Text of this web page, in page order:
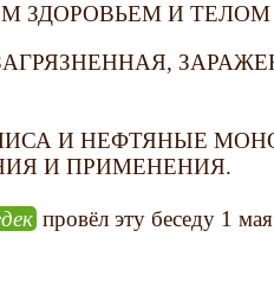
ЗДОРОВЬЕМ И ТЕЛОМ
И НЕФТЯНЫЕ
И ПРИМЕНЕНИЯ.
провёл эту беседу 1